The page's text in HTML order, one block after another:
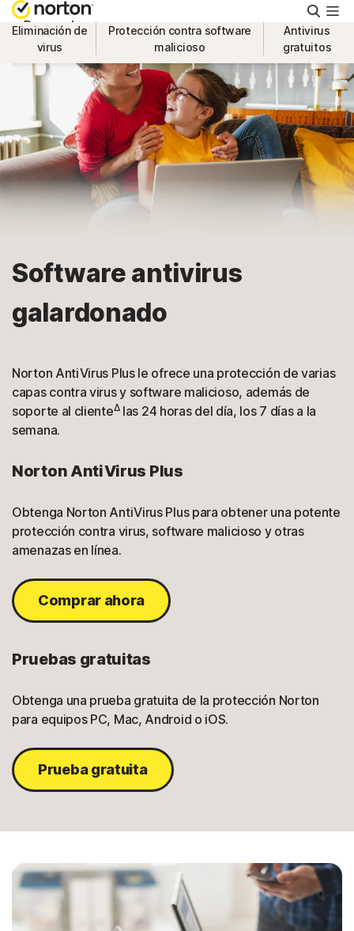
Personal
Pequeñas empresas
Recursos
Soporte
México
Eliminación de
virus
Protección contra software
malicioso
Antivirus
gratuitos
Software antivirus
galardonado
Norton AntiVirus Plus le ofrece una protección de varias
capas contra virus y software malicioso, además de
soporte al clienteΔlas 24 horas del día, los 7 días a la
semana.
Norton AntiVirus Plus
Obtenga Norton AntiVirus Plus para obtener una potente
protección contra virus, software malicioso y otras
amenazas en línea.
Comprar ahora
Pruebas gratuitas
Obtenga una prueba gratuita de la protección Norton
para equipos PC, Mac, Android o iOS.
Prueba gratuita